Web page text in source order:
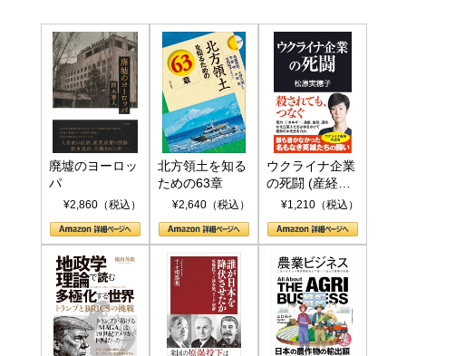
廃墟のヨーロッ
パ
¥2,860（税込）
北方領土を知る
ための63章
¥2,640（税込）
ウクライナ企業
の死闘 (産経セ
レクト S 039)
¥1,210（税込）